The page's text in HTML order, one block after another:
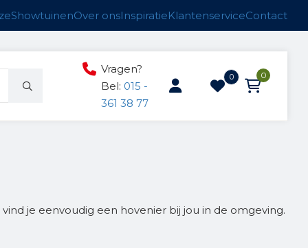
ShowtuinenOver onsInspiratieKlantenserviceContact
Vragen?
Bel: 015 -
361 38 77
0 0
je eenvoudig een hovenier bij jou in de omgeving.